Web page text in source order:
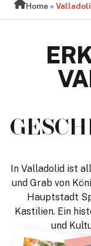
Home »
In Valladolid ist
und Grab von
Hauptstadt
Kastilien. Ein
und